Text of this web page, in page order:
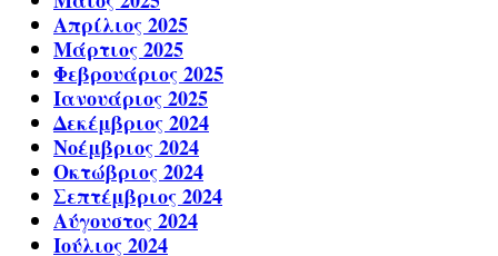
Απρίλιος 2025
Μάρτιος 2025
Φεβρουάριος 2025
Ιανουάριος 2025
Δεκέμβριος 2024
Νοέμβριος 2024
Οκτώβριος 2024
Σεπτέμβριος 2024
Αύγουστος 2024
Ιούλιος 2024